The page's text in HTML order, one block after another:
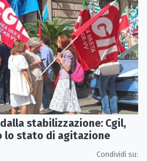
stabilizzazione: Cgil,
lo stato di agitazione
Condividi su: